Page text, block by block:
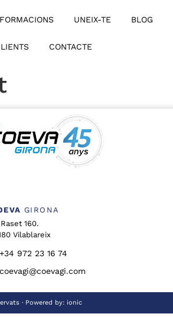
FORMACIONS UNEIX-TE BLOG
CONTACTE
GIRONA
Raset 160.
Vilablareix
+34 972 23 16 74
coevagi@coevagi.com
· Powered by: ionic